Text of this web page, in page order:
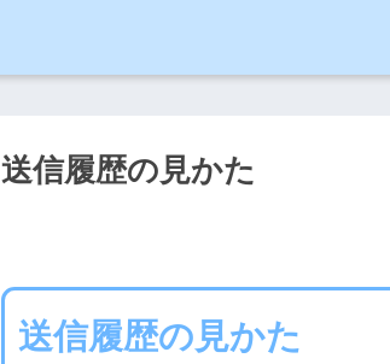
送信履歴の見かた
送信履歴の見かた